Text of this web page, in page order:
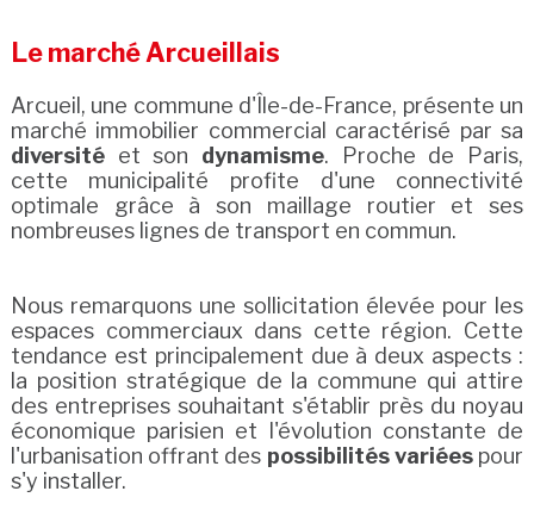
Le marché Arcueillais
Arcueil, une commune d'Île-de-France, présente un
marché immobilier commercial caractérisé par sa
diversitéet son dynamisme. Proche de Paris,
cette municipalité profite d'une connectivité
optimale grâce à son maillage routier et ses
nombreuses lignes de transport en commun.
Nous remarquons une sollicitation élevée pour les
espaces commerciaux dans cette région. Cette
tendance est principalement due à deux aspects :
la position stratégique de la commune qui attire
des entreprises souhaitant s'établir près du noyau
économique parisien et l'évolution constante de
l'urbanisation offrant des possibilités variéespour
s'y installer.